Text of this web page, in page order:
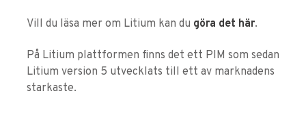
Vill du läsa mer om Litium kan du göra det här.
På Litium plattformen finns det ett PIM som sedan
Litium version 5 utvecklats till ett av marknadens
starkaste.